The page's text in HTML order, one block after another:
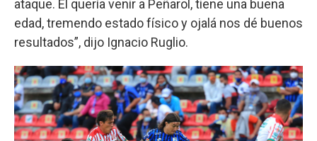
ataque. Él quería venir a Peñarol, tiene una buena
edad, tremendo estado físico y ojalá nos dé buenos
resultados”, dijo Ignacio Ruglio.